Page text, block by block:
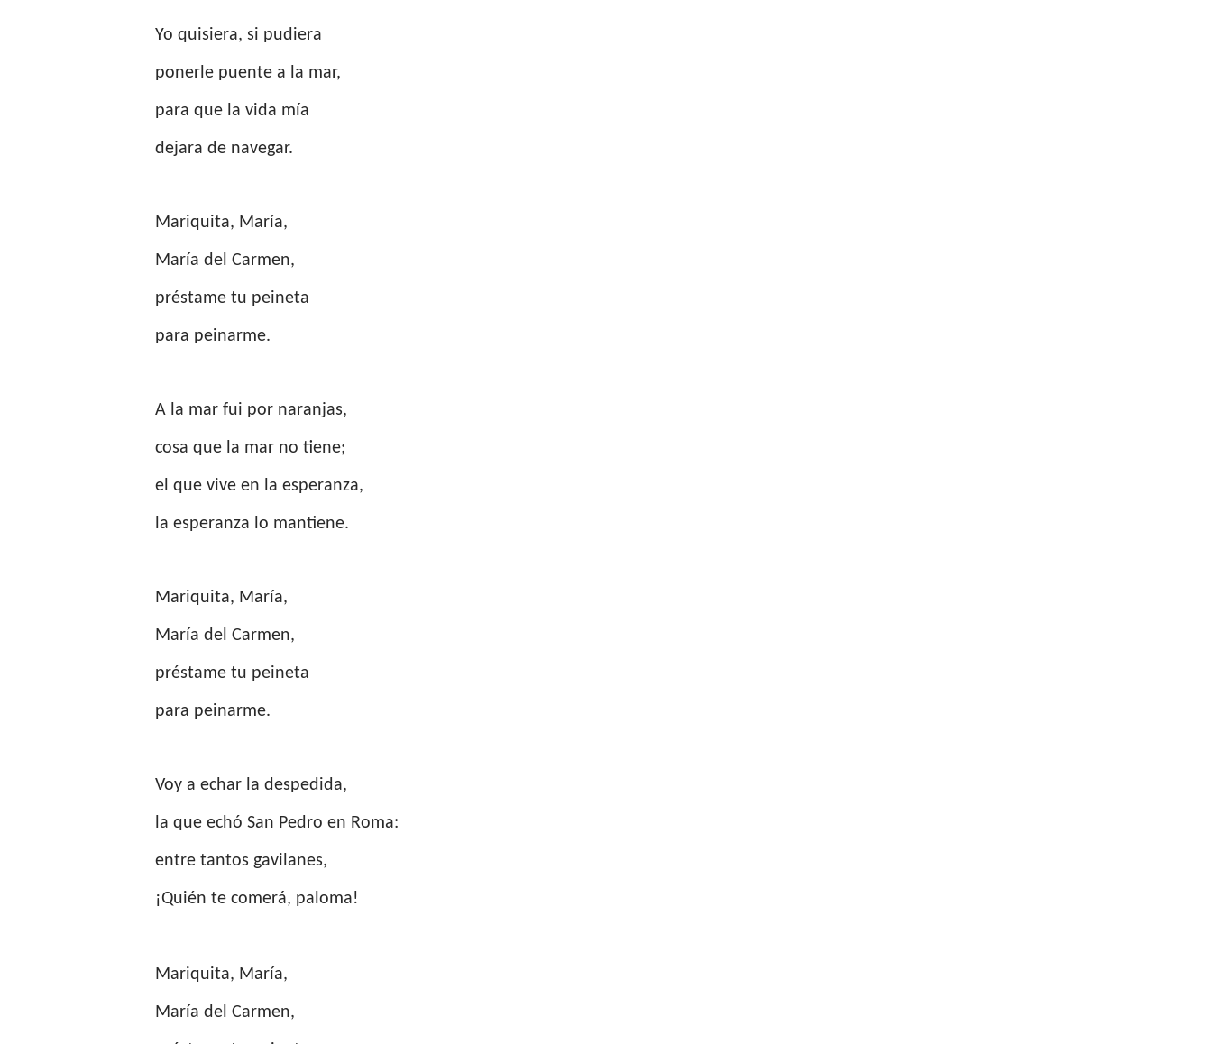
Yo quisiera, si pudiera
ponerle puente a la mar,
para que la vida mía
dejara de navegar.
Mariquita, María,
María del Carmen,
préstame tu peineta
para peinarme.
A la mar fui por naranjas,
cosa que la mar no tiene;
el que vive en la esperanza,
la esperanza lo mantiene.
Mariquita, María,
María del Carmen,
préstame tu peineta
para peinarme.
Voy a echar la despedida,
la que echó San Pedro en Roma:
entre tantos gavilanes,
¡Quién te comerá, paloma!
Mariquita, María,
María del Carmen,